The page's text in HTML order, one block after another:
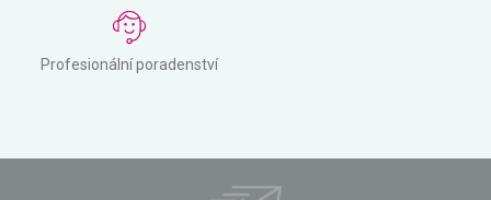
Profesionální poradenství